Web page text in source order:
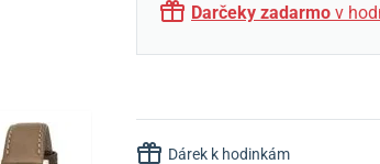
Darčeky zadarmo v
Dárek k hodinkám